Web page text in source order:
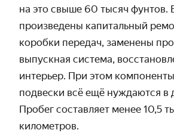
на это свыше 60 тысяч фунтов.
произведены капитальный
коробки передач, заменены
выпускная система,
интерьер. При этом
подвески всё ещё нуждаются в
Пробег составляет менее 10,5
километров.